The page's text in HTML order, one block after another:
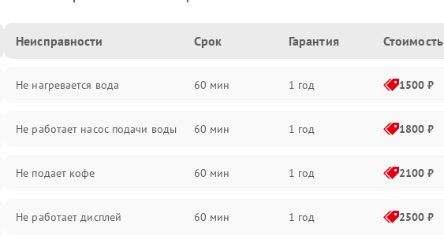
Неисправности Срок Гарантия Стоимость
Не нагревается вода 60 мин 1 год 1500 ₽
Не работает насос подачи воды 60 мин 1 год 1800 ₽
Не подает кофе 60 мин 1 год 2100 ₽
Не работает дисплей 60 мин 1 год 2500 ₽